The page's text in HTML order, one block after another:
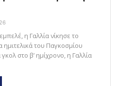
η Γαλλία νίκησε το
του Παγκοσμίου
στο β’ ημίχρονο, η Γαλλία